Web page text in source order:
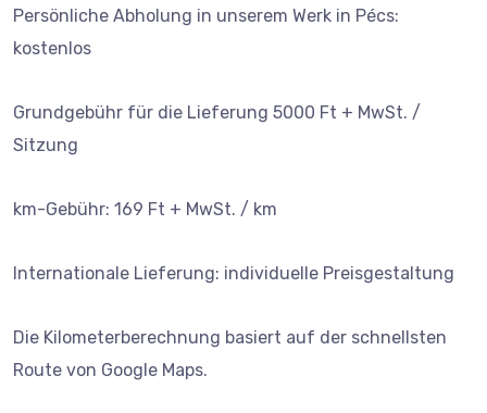
Persönliche Abholung in unserem Werk in Pécs:
kostenlos
Grundgebühr für die Lieferung 5000 Ft + MwSt. /
Sitzung
km-Gebühr: 169 Ft + MwSt. / km
Internationale Lieferung: individuelle Preisgestaltung
Die Kilometerberechnung basiert auf der schnellsten
Route von Google Maps.